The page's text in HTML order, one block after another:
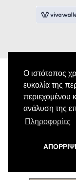
Ο ιστότοπος
ευκολία της
περιεχομένου
ανάλυση της
Πληροφορίες
Κάνε